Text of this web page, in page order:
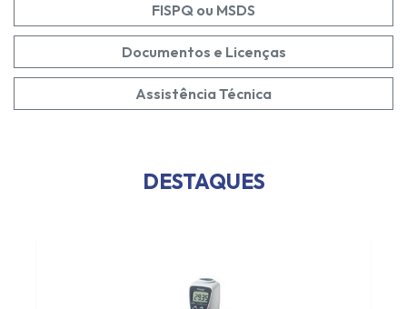
FISPQ ou MSDS
Documentos e Licenças
Assistência Técnica
DESTAQUES